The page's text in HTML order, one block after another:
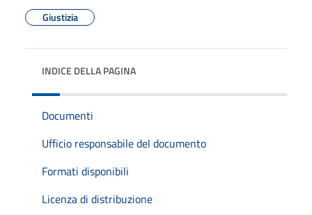
Giustizia
INDICE DELLA PAGINA
Documenti
Ufficio responsabile del documento
Formati disponibili
Licenza di distribuzione